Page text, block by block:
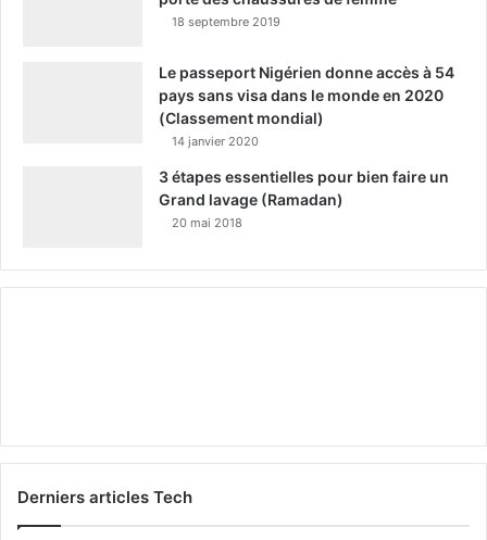
18 septembre 2019
Le passeport Nigérien donne accès à 54
pays sans visa dans le monde en 2020
(Classement mondial)
14 janvier 2020
3 étapes essentielles pour bien faire un
Grand lavage (Ramadan)
20 mai 2018
Derniers articles Tech